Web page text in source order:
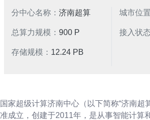
分中心名称： 济南超算
总算力规模： 900 P
存储规模： 12.24 PB
城市位
接入状
国家超级计算济南中心（以下简称“济南超
准成立，创建于2011年，是从事智能计算